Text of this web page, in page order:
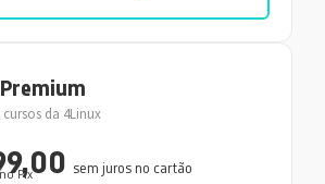
da 4Linux
sem juros no cartão
Pix